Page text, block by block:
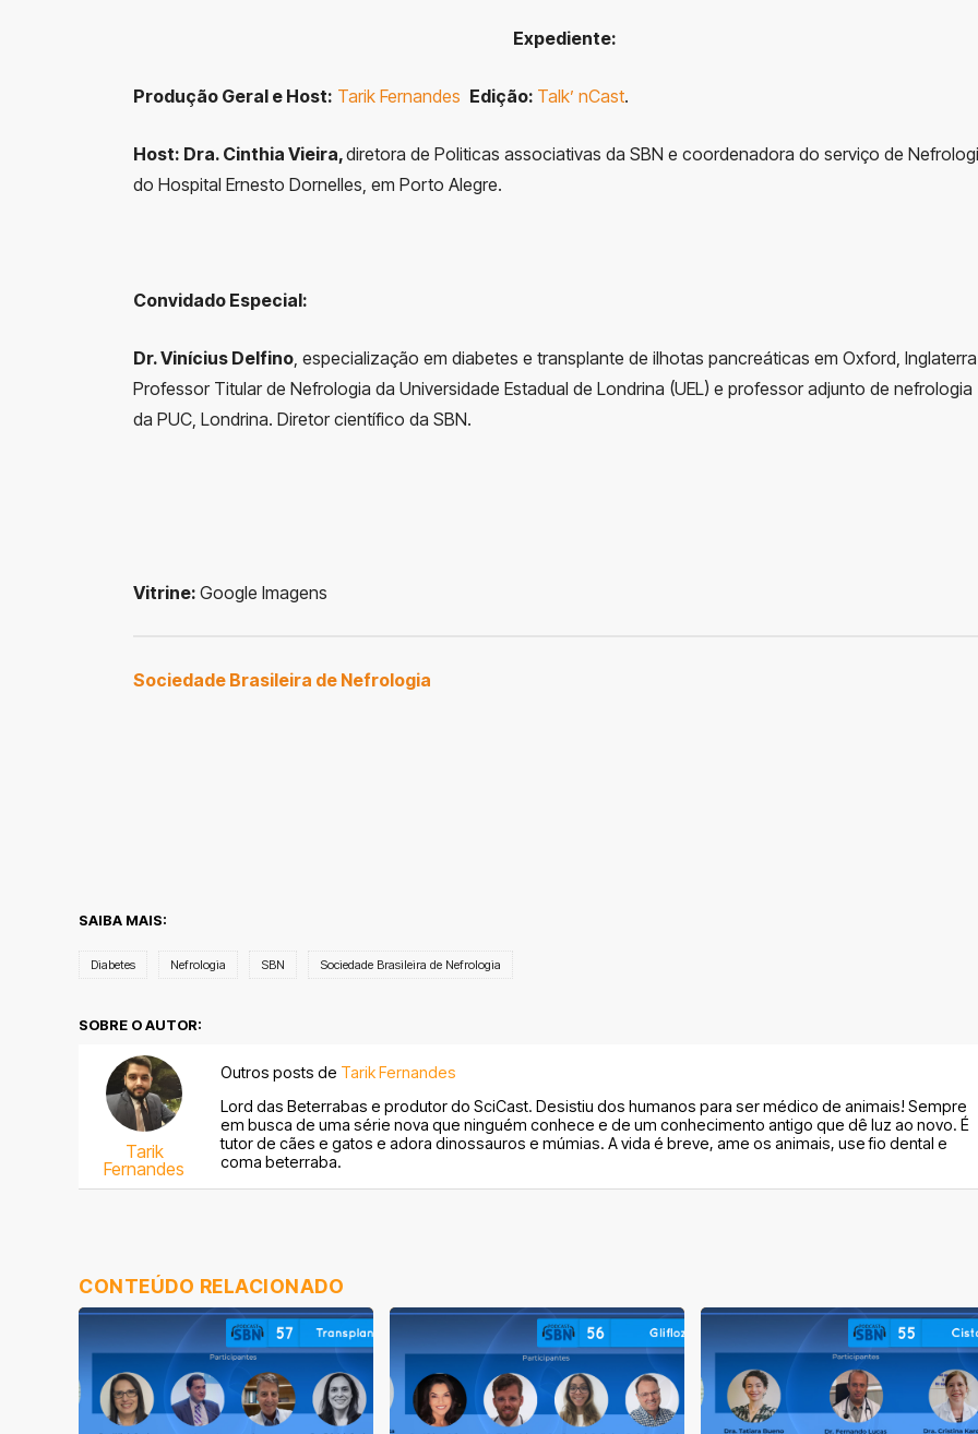
Expediente:
Produção Geral e Host: Tarik Fernandes Edição: Talk’ nCast.
Host: Dra. Cinthia Vieira,diretora de Politicas associativas da SBN e coordenadora do serviço de
do Hospital Ernesto Dornelles, em Porto Alegre.
Convidado Especial:
Dr. Vinícius Delfino, especialização em diabetes e transplante de ilhotas pancreáticas em Oxford,
Professor Titular de Nefrologia da Universidade Estadual de Londrina (UEL) e professor adjunto de nefrologia
da PUC, Londrina. Diretor científico da SBN.
Vitrine: Google Imagens
Sociedade Brasileira de Nefrologia
SAIBA MAIS:
Diabetes Nefrologia SBN Sociedade Brasileira de Nefrologia
SOBRE O AUTOR:
Tarik
Fernandes
Outros posts de Tarik Fernandes
Lord das Beterrabas e produtor do SciCast. Desistiu dos humanos para ser médico de animais! Sempre
em busca de uma série nova que ninguém conhece e de um conhecimento antigo que dê luz ao novo. É
tutor de cães e gatos e adora dinossauros e múmias. A vida é breve, ame os animais, use fio dental e
coma beterraba.
CONTEÚDO RELACIONADO